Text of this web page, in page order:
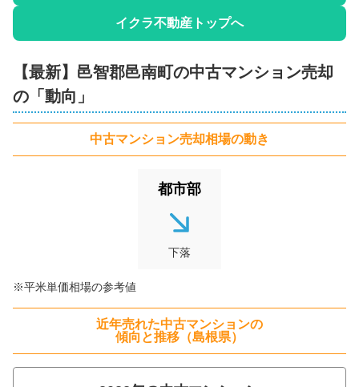
イクラ不動産トップへ
【最新】 邑智郡邑南町の中古マンション売却
の「動向」
中古マンション売却相場の動き
都市部
下落
※平米単価相場の参考値
近年売れた中古マンションの
傾向と推移（島根県）